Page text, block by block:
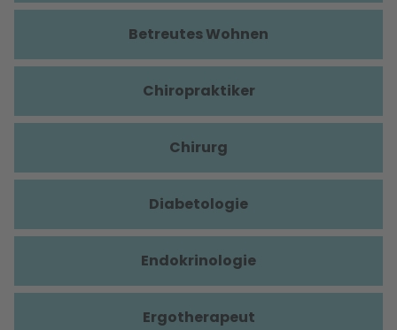
Betreutes Wohnen
Chiropraktiker
Chirurg
Diabetologie
Endokrinologie
Ergotherapeut